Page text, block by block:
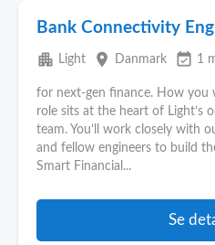
Bank Connectivity
apartment Light place Danmark event_available 1
for next-gen finance. How
role sits at the heart of Light’s
team. You’ll work closely with
and fellow engineers to build
Smart Financial...
Se